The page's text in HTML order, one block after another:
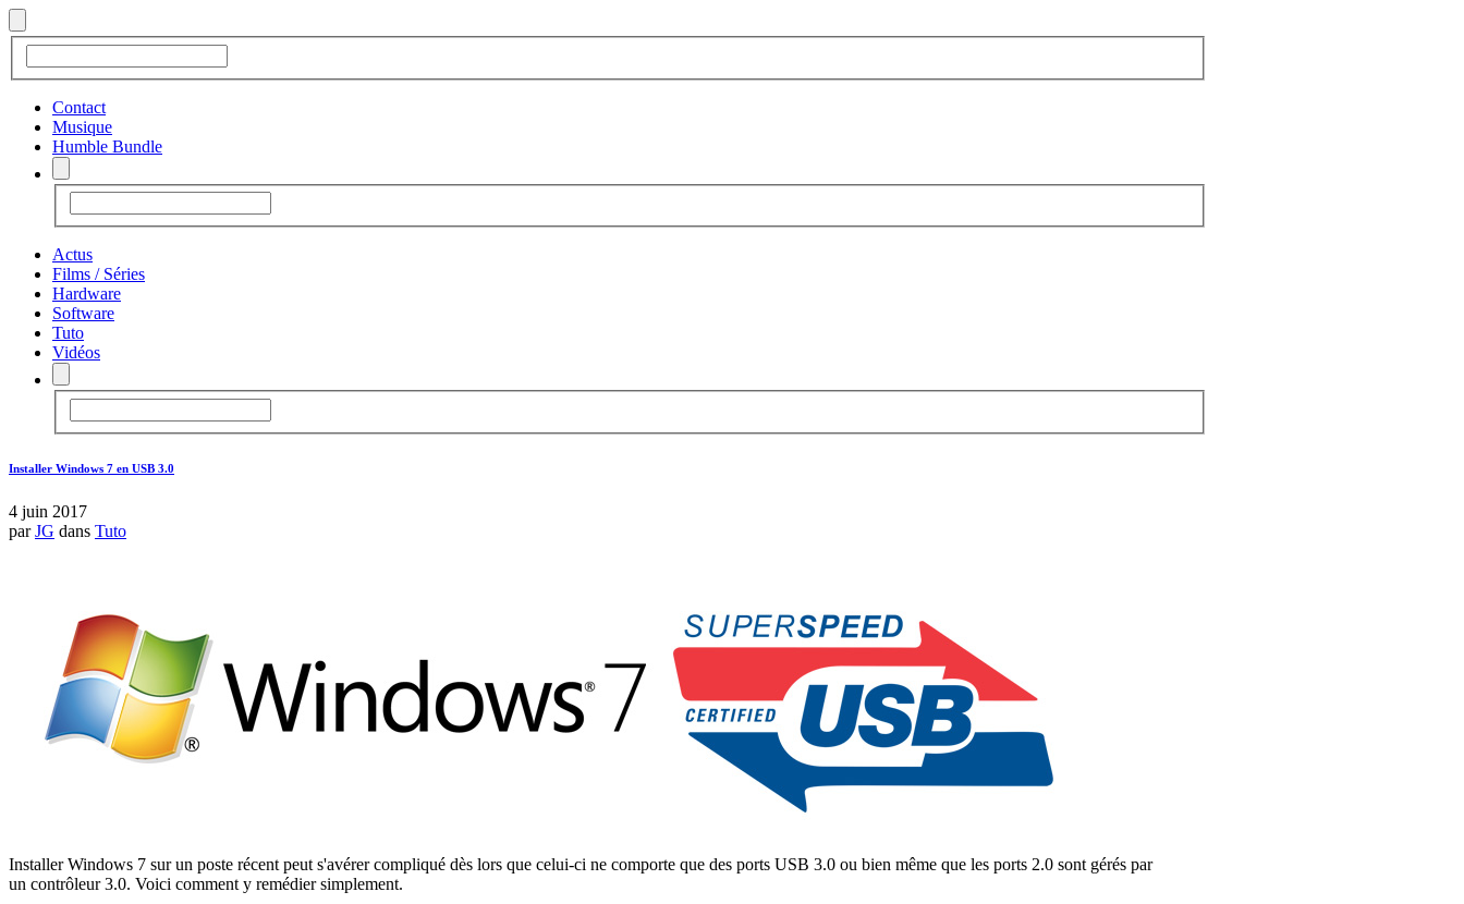
Contact
Musique
Humble Bundle
Actus
Films / Séries
Hardware
Software
Tuto
Vidéos
Installer Windows 7 en USB 3.0
4 juin 2017
parJG dans Tuto
Installer Windows 7 sur un poste récent peut s'avérer compliqué dès lors que celui-ci ne comporte que des ports USB 3.0 ou bien même que les ports 2.0 sont gérés par
un contrôleur 3.0. Voici comment y remédier simplement.